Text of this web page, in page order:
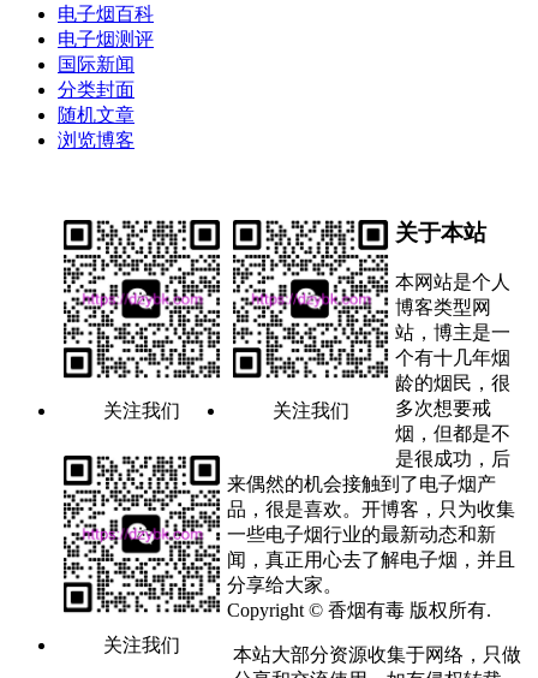
电子烟百科
电子烟测评
国际新闻
分类封面
随机文章
浏览博客
关注我们 关注我们
关注我们
关于本站
本网站是个人
博客类型网
站，博主是一
个有十几年烟
龄的烟民，很
多次想要戒
烟，但都是不
是很成功，后
来偶然的机会接触到了电子烟产
品，很是喜欢。开博客，只为收集
一些电子烟行业的最新动态和新
闻，真正用心去了解电子烟，并且
分享给大家。
Copyright © 香烟有毒 版权所有.
本站大部分资源收集于网络，只做